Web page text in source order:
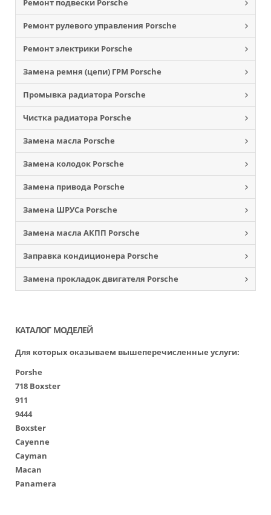
Ремонт подвески Porsche
Ремонт рулевого управления Porsche
Ремонт электрики Porsche
Замена ремня (цепи) ГРМ Porsche
Промывка радиатора Porsche
Чистка радиатора Porsche
Замена масла Porsche
Замена колодок Porsche
Замена привода Porsche
Замена ШРУСа Porsche
Замена масла АКПП Porsche
Заправка кондиционера Porsche
Замена прокладок двигателя Porsche
КАТАЛОГ МОДЕЛЕЙ
Для которых оказываем вышеперечисленные услуги:
Porshe
718 Boxster
911
9444
Boxster
Cayenne
Cayman
Macan
Panamera